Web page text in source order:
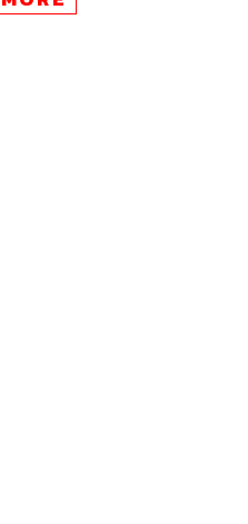
โดยระบุว่าสัดส่วนการถือ